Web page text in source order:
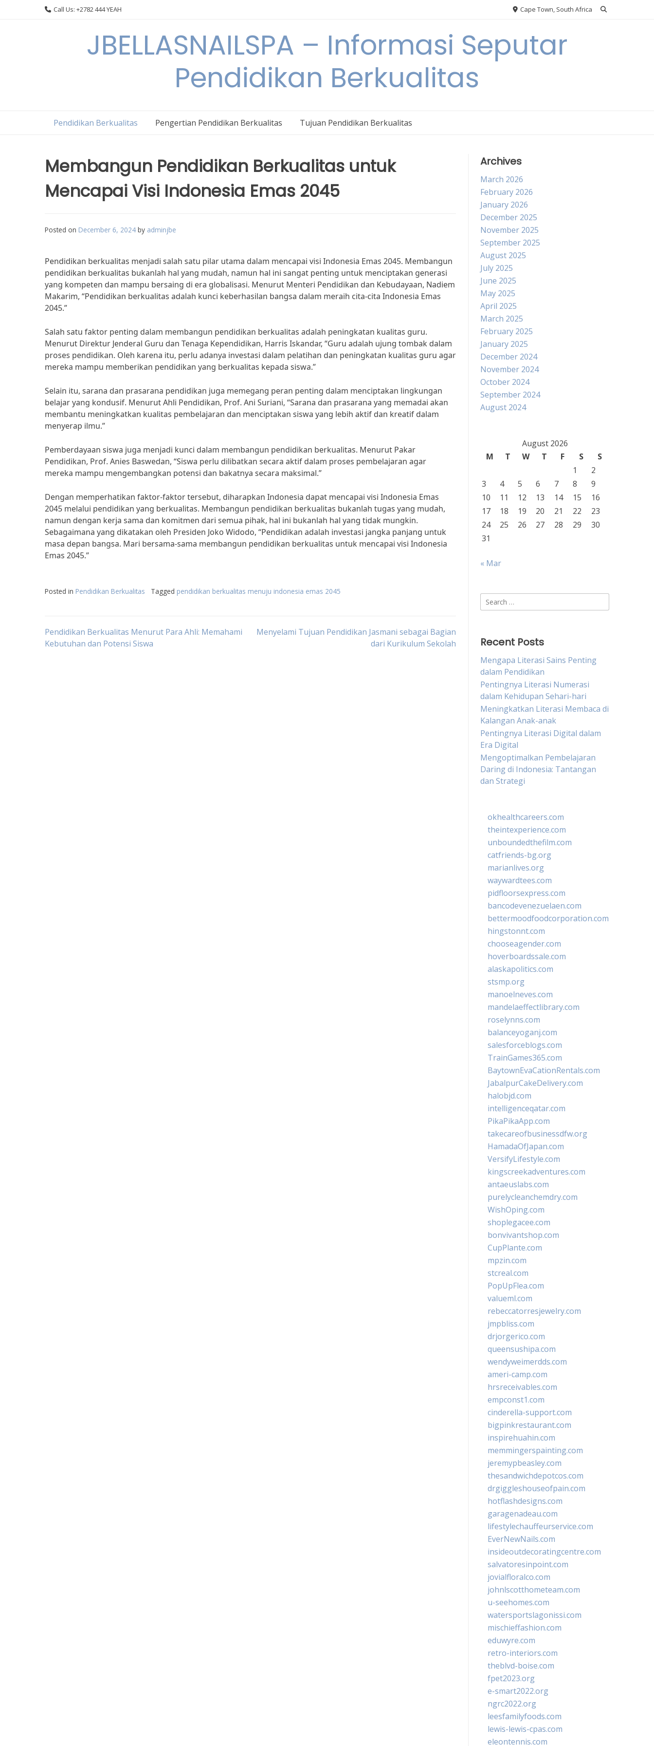
Call Us: +2782 444 YEAH Cape Town, South Africa
JBELLASNAILSPA – Informasi Seputar
Pendidikan Berkualitas
Pendidikan Berkualitas Pengertian Pendidikan Berkualitas Tujuan Pendidikan Berkualitas
Membangun Pendidikan Berkualitas untuk
Mencapai Visi Indonesia Emas 2045
Posted on December 6, 2024 by adminjbe
Pendidikan berkualitas menjadi salah satu pilar utama dalam mencapai visi Indonesia Emas 2045. Membangun
pendidikan berkualitas bukanlah hal yang mudah, namun hal ini sangat penting untuk menciptakan generasi
yang kompeten dan mampu bersaing di era globalisasi. Menurut Menteri Pendidikan dan Kebudayaan, Nadiem
Makarim, “Pendidikan berkualitas adalah kunci keberhasilan bangsa dalam meraih cita-cita Indonesia Emas
2045.”
Salah satu faktor penting dalam membangun pendidikan berkualitas adalah peningkatan kualitas guru.
Menurut Direktur Jenderal Guru dan Tenaga Kependidikan, Harris Iskandar, “Guru adalah ujung tombak dalam
proses pendidikan. Oleh karena itu, perlu adanya investasi dalam pelatihan dan peningkatan kualitas guru agar
mereka mampu memberikan pendidikan yang berkualitas kepada siswa.”
Selain itu, sarana dan prasarana pendidikan juga memegang peran penting dalam menciptakan lingkungan
belajar yang kondusif. Menurut Ahli Pendidikan, Prof. Ani Suriani, “Sarana dan prasarana yang memadai akan
membantu meningkatkan kualitas pembelajaran dan menciptakan siswa yang lebih aktif dan kreatif dalam
menyerap ilmu.”
Pemberdayaan siswa juga menjadi kunci dalam membangun pendidikan berkualitas. Menurut Pakar
Pendidikan, Prof. Anies Baswedan, “Siswa perlu dilibatkan secara aktif dalam proses pembelajaran agar
mereka mampu mengembangkan potensi dan bakatnya secara maksimal.”
Dengan memperhatikan faktor-faktor tersebut, diharapkan Indonesia dapat mencapai visi Indonesia Emas
2045 melalui pendidikan yang berkualitas. Membangun pendidikan berkualitas bukanlah tugas yang mudah,
namun dengan kerja sama dan komitmen dari semua pihak, hal ini bukanlah hal yang tidak mungkin.
Sebagaimana yang dikatakan oleh Presiden Joko Widodo, “Pendidikan adalah investasi jangka panjang untuk
masa depan bangsa. Mari bersama-sama membangun pendidikan berkualitas untuk mencapai visi Indonesia
Emas 2045.”
Posted in Pendidikan Berkualitas Tagged pendidikan berkualitas menuju indonesia emas 2045
Post
Pendidikan Berkualitas Menurut Para Ahli: Memahami
Kebutuhan dan Potensi Siswa
Menyelami Tujuan Pendidikan Jasmani sebagai Bagian
dari Kurikulum Sekolah
Archives
March 2026
February 2026
January 2026
December 2025
November 2025
September 2025
August 2025
July 2025
June 2025
May 2025
April 2025
March 2025
February 2025
January 2025
December 2024
November 2024
October 2024
September 2024
August 2024
August 2026
M
T W T F S
S
1
2
3
4 5 6 7 8
9
10
11 12 13 14 15
16
17
18 19 20 21 22
23
24
25 26 27 28 29
30
31
« Mar
Search
for:
Recent Posts
Mengapa Literasi Sains Penting
dalam Pendidikan
Pentingnya Literasi Numerasi
dalam Kehidupan Sehari-hari
Meningkatkan Literasi Membaca di
Kalangan Anak-anak
Pentingnya Literasi Digital dalam
Era Digital
Mengoptimalkan Pembelajaran
Daring di Indonesia: Tantangan
dan Strategi
okhealthcareers.com
theintexperience.com
unboundedthefilm.com
catfriends-bg.org
marianlives.org
waywardtees.com
pidfloorsexpress.com
bancodevenezuelaen.com
bettermoodfoodcorporation.com
hingstonnt.com
chooseagender.com
hoverboardssale.com
alaskapolitics.com
stsmp.org
manoelneves.com
mandelaeffectlibrary.com
roselynns.com
balanceyoganj.com
salesforceblogs.com
TrainGames365.com
BaytownEvaCationRentals.com
JabalpurCakeDelivery.com
halobjd.com
intelligenceqatar.com
PikaPikaApp.com
takecareofbusinessdfw.org
HamadaOfJapan.com
VersifyLifestyle.com
kingscreekadventures.com
antaeuslabs.com
purelycleanchemdry.com
WishOping.com
shoplegacee.com
bonvivantshop.com
CupPlante.com
mpzin.com
stcreal.com
PopUpFlea.com
valueml.com
rebeccatorresjewelry.com
jmpbliss.com
drjorgerico.com
queensushipa.com
wendyweimerdds.com
ameri-camp.com
hrsreceivables.com
empconst1.com
cinderella-support.com
bigpinkrestaurant.com
inspirehuahin.com
memmingerspainting.com
jeremypbeasley.com
thesandwichdepotcos.com
drgiggleshouseofpain.com
hotflashdesigns.com
garagenadeau.com
lifestylechauffeurservice.com
EverNewNails.com
insideoutdecoratingcentre.com
salvatoresinpoint.com
jovialfloralco.com
johnlscotthometeam.com
u-seehomes.com
watersportslagonissi.com
mischieffashion.com
eduwyre.com
retro-interiors.com
theblvd-boise.com
fpet2023.org
e-smart2022.org
ngrc2022.org
leesfamilyfoods.com
lewis-lewis-cpas.com
eleontennis.com